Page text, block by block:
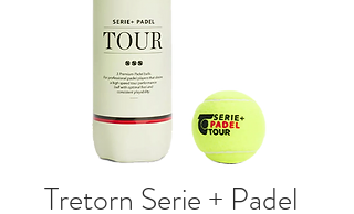
Tretorn Serie + Padel